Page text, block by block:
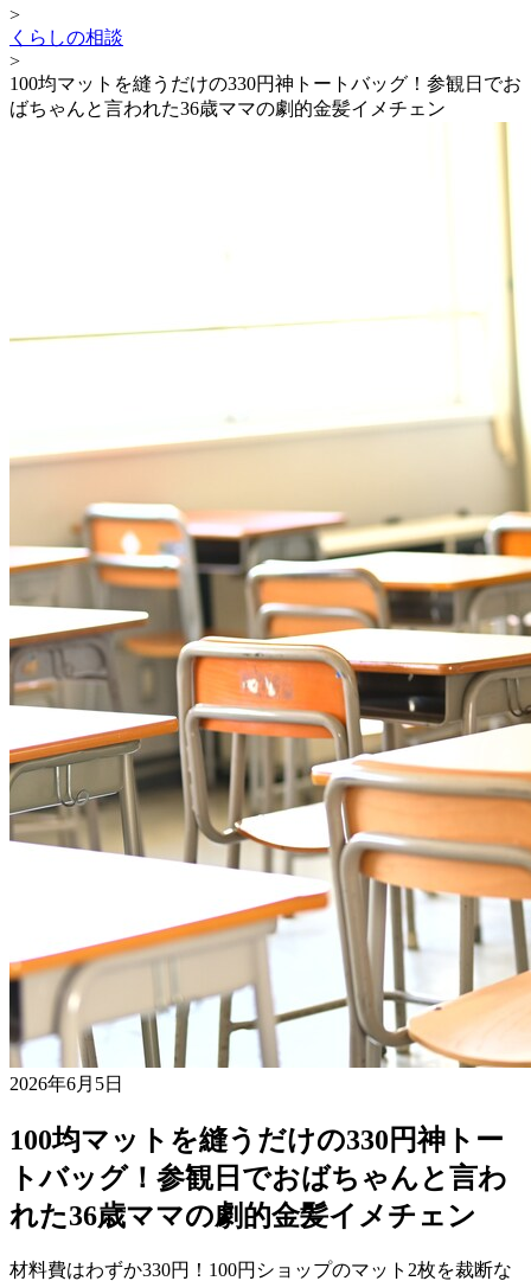
>
くらしの相談
>
100均マットを縫うだけの330円神トートバッグ！参観日でお
ばちゃんと言われた36歳ママの劇的金髪イメチェン
2026年6月5日
100均マットを縫うだけの330円神トー
トバッグ！参観日でおばちゃんと言わ
れた36歳ママの劇的金髪イメチェン
材料費はわずか330円！100円ショップのマット2枚を裁断な